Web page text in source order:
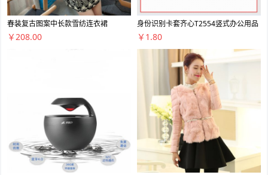
春装复古图案中长款雪纺连衣裙
￥208.00
身份识别卡套齐心T2554竖式办公用品
￥1.80